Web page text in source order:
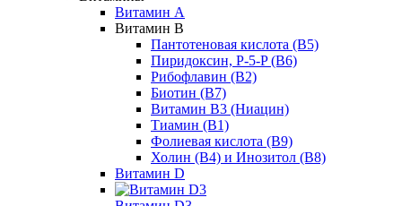
Витамин А
Витамин В
Пантотеновая кислота (В5)
Пиридоксин, P-5-P (B6)
Рибофлавин (В2)
Биотин (В7)
Витамин B3 (Ниацин)
Тиамин (В1)
Фолиевая кислота (В9)
Холин (В4) и Инозитол (В8)
Витамин D